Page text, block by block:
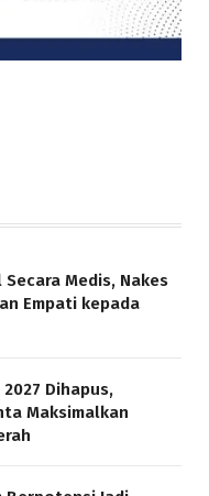
Secara Medis, Nakes
Empati kepada
Dihapus,
Maksimalkan